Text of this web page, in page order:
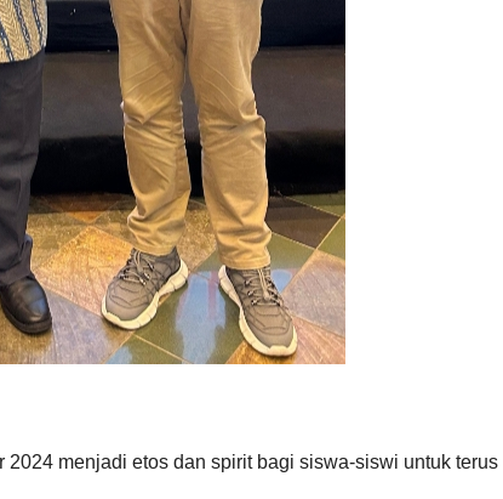
menjadi etos dan spirit bagi siswa-siswi untuk terus